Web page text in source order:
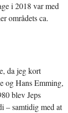
i 2018 var med
områdets ca.
da jeg kort
og Hans Emming,
blev Jeps
– samtidig med at